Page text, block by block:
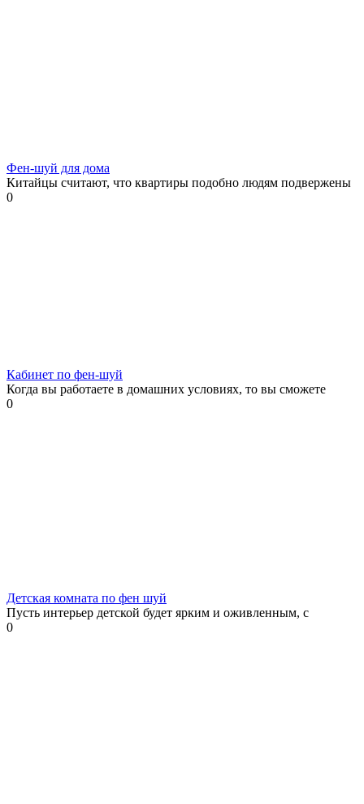
Фен-шуй для дома
Китайцы считают, что квартиры подобно людям подвержены
0
Кабинет по фен-шуй
Когда вы работаете в домашних условиях, то вы сможете
0
Детская комната по фен шуй
Пусть интерьер детской будет ярким и оживленным, с
0